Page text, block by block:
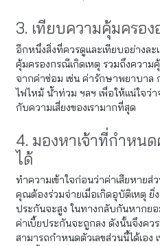
3. เทียบความคุ้มครอ
อีกหนึ่งสิ่งที่ควรดูและเทียบอย่างล
คุ้มครองกรณีเกิดเหตุ รวมถึงความ
จากค่าซ่อม เช่น ค่ารักษาพยาบาล
ไฟไหม้ น้ำท่วม ฯลฯ เพื่อให้แน่ใจว่
กับความเสี่ยงของเรามากที่สุด
4. มองหาเจ้าที่กำหน
ได้
ทำความเข้าใจก่อนว่าค่าเสียหาย
คุณต้องร่วมจ่ายเมื่อเกิดอุบัติเหตุ ยิ่
ประกันจะสูง ในทางกลับกันหากย
ค่าเบี้ยประกันจะถูกลง ดังนั้นจึงค
สามารถกำหนดตัวเลขส่วนนี้ได้เอง